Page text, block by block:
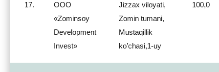
17.
ООО
«Zominsoy
Development
Invest»
Jizzax viloyati,
Zomin tumani,
Mustaqillik
ko’chasi,1-uy
100,0